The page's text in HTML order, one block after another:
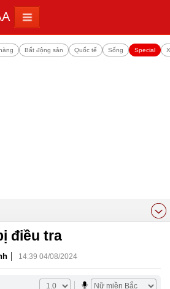
A
Bất động sản Quốc tế Sống Special
điều tra
| 14:39 04/08/2024